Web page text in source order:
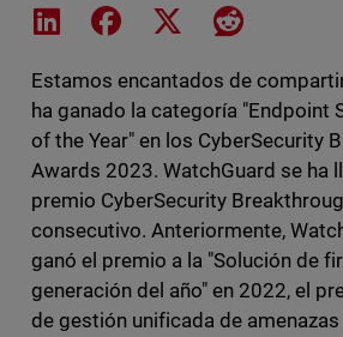
Share on LinkedIn
Share on Facebook
Share on XShare on
Estamos encantados de
ha ganado la categoría "Endpoint
of the Year" en los CyberSecurity
Awards 2023. WatchGuard se ha
premio CyberSecurity
consecutivo. Anteriormente,
ganó el premio a la "Solución de
generación del año" en 2022, el
de gestión unificada de amenazas